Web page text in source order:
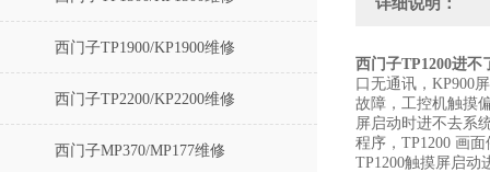
西门子TP1900/KP1900维修
西门子TP2200/KP2200维修
西门子MP370/MP177维修
西门子TP1200进
口无通讯，KP900
故障，工控机触摸
屏启动时进不去系
程序，TP1200 画
TP1200触摸屏启